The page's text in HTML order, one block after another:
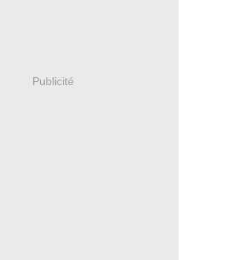
Publicité